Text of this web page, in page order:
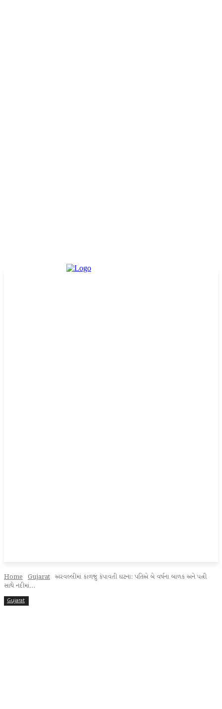
Home Gujarat અરવલ્લીમાં કાળજું કંપાવતી ઘટના: પતિએ બે વર્ષના બાળક અને પત્ની
સાથે નદીમાં...
Gujarat